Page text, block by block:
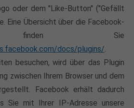
oder dem "Like-Button" ("Gefällt
Eine Übersicht über die Facebook-
finden Sie
docs/plugins/.
besuchen, wird über das Plugin
zwischen Ihrem Browser und dem
Facebook erhält dadurch
Sie mit Ihrer IP-Adresse unsere